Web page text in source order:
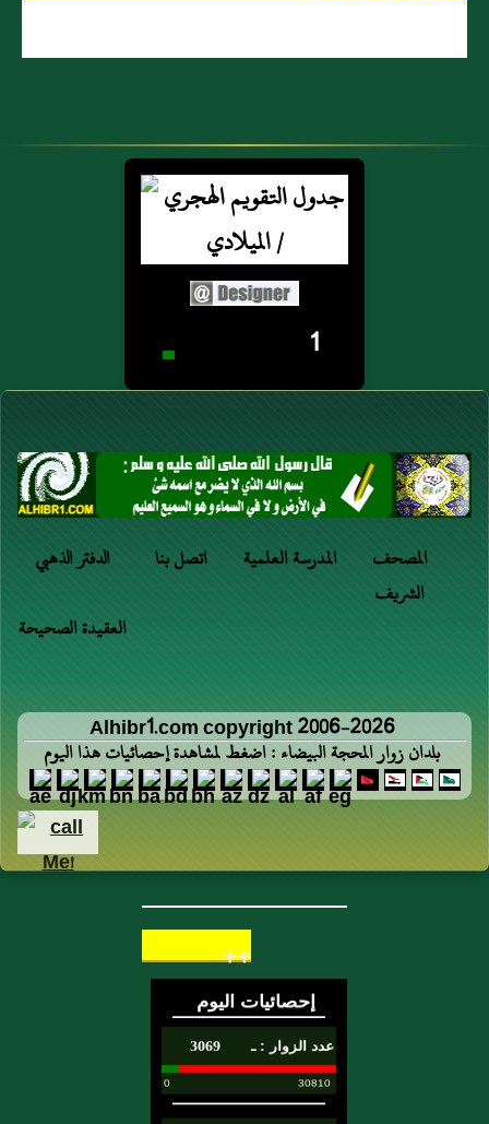
1
الدفتر الذهبي اتصل بنا المدرسة العلمية
المصحف
الشريف
العقيدة الصحيحة
Alhibr1.com copyright 2006-2026
بلدان زوار المحجة البيضاء : اضغط لمشاهدة إحصائيات هذا اليوم
++